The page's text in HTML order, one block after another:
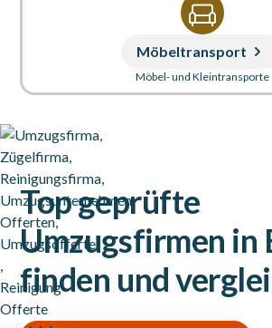
Möbeltransport
Möbel- und Kleintransporte
Top geprüfte
Umzugsfirmen in
finden und